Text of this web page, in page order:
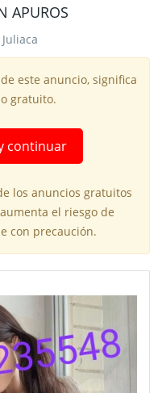
APUROS
este anuncio, significa
gratuito.
continuar
los anuncios gratuitos
el riesgo de
con precaución.